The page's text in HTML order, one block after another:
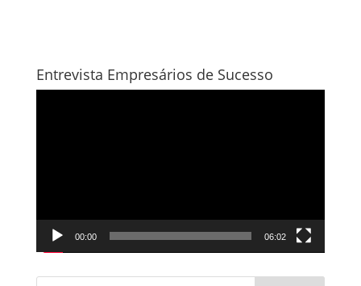
Entrevista Empresários de Sucesso
00:00 06:02